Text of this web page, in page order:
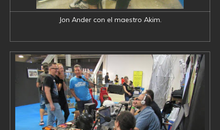
Jon Ander con el maestro Akim.